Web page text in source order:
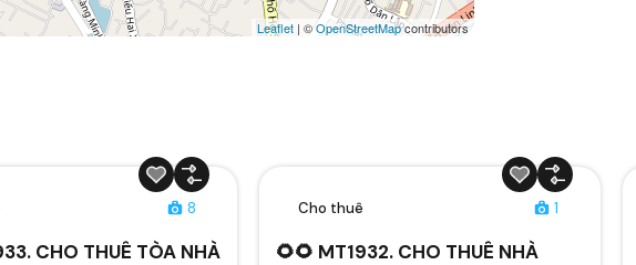
Leaflet | ©OpenStreetMapcontributors
8
CHO THUÊ TÒA NHÀ
Cho thuê 1
🌻🌻 MT1932. CHO THUÊ NHÀ